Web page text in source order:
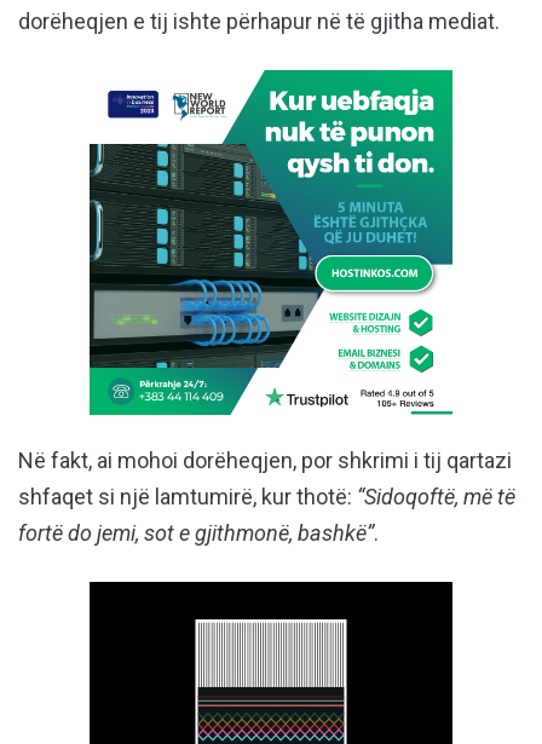
dorëheqjen e tij ishte përhapur në të gjitha mediat.
Në fakt, ai mohoi dorëheqjen, por shkrimi i tij qartazi
shfaqet si një lamtumirë, kur thotë: “Sidoqoftë, më të
fortë do jemi, sot e gjithmonë, bashkë”.